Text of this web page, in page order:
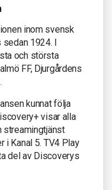
inom svensk
1924. I
och största
FF, Djurgårdens
kunnat följa
visar alla
streamingtjänst
i Kanal 5. TV4 Play
del av Discoverys